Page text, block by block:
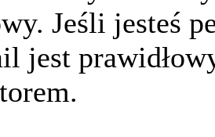
Jeśli jesteś
jest